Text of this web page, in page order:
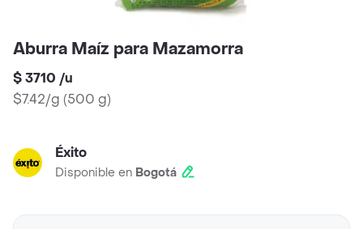
Aburra Maíz para Mazamorra
$ 3710 /u
$7.42/g (500 g)
Éxito
Disponible en Bogotá